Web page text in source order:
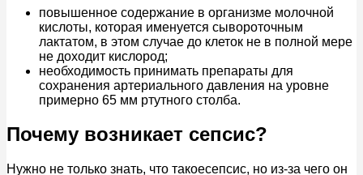
повышенное содержание в организме молочной
кислоты, которая именуется сывороточным
лактатом, в этом случае до клеток не в полной мере
не доходит кислород;
необходимость принимать препараты для
сохранения артериального давления на уровне
примерно 65 мм ртутного столба.
Почему возникает сепсис?
Нужно не только знать, что такоесепсис, но из-за чего он